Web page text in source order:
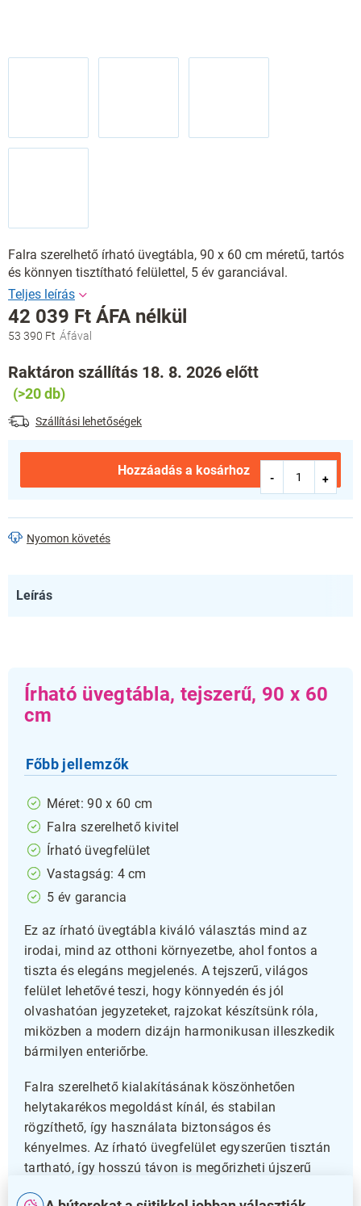
Falra szerelhető írható üvegtábla, 90 x 60 cm méretű, tartós
és könnyen tisztítható felülettel, 5 év garanciával.
53 390 Ft
42 039 Ft ÁFA nélkül
Egységár:
Raktáron szállítás 18. 8. 2026 előtt
(>20 db)
Szállítási lehetőségek
Hozzáadás a kosárhoz
Nyomon követés
Leírás
Írható üvegtábla, tejszerű, 90 x 60
cm
Főbb jellemzők
Méret: 90 x 60 cm
Falra szerelhető kivitel
Írható üvegfelület
Vastagság: 4 cm
5 év garancia
Ez az írható üvegtábla kiváló választás mind az
irodai, mind az otthoni környezetbe, ahol fontos a
tiszta és elegáns megjelenés. A tejszerű, világos
felület lehetővé teszi, hogy könnyedén és jól
olvashatóan jegyzeteket, rajzokat készítsünk róla,
miközben a modern dizájn harmonikusan illeszkedik
bármilyen enteriőrbe.
Falra szerelhető kialakításának köszönhetően
helytakarékos megoldást kínál, és stabilan
rögzíthető, így használata biztonságos és
kényelmes. Az írható üvegfelület egyszerűen tisztán
tartható, így hosszú távon is megőrizheti újszerű